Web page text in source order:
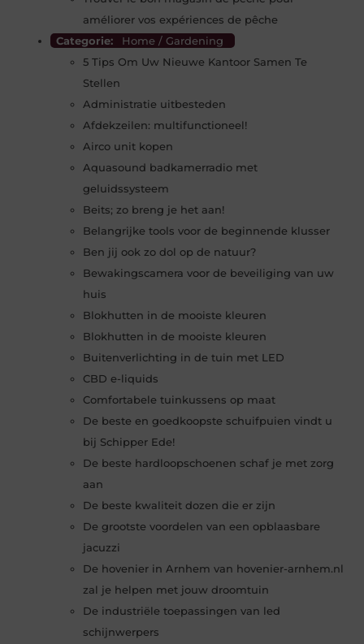
améliorer vos expériences de pêche
Categorie:
Home / Gardening
5 Tips Om Uw Nieuwe Kantoor Samen Te
Stellen
Administratie uitbesteden
Afdekzeilen: multifunctioneel!
Airco unit kopen
Aquasound badkamerradio met
geluidssysteem
Beits; zo breng je het aan!
Belangrijke tools voor de beginnende klusser
Ben jij ook zo dol op de natuur?
Bewakingscamera voor de beveiliging van uw
huis
Blokhutten in de mooiste kleuren
Blokhutten in de mooiste kleuren
Buitenverlichting in de tuin met LED
CBD e-liquids
Comfortabele tuinkussens op maat
De beste en goedkoopste schuifpuien vindt u
bij Schipper Ede!
De beste hardloopschoenen schaf je met zorg
aan
De beste kwaliteit dozen die er zijn
De grootste voordelen van een opblaasbare
jacuzzi
De hovenier in Arnhem van hovenier-arnhem.nl
zal je helpen met jouw droomtuin
De industriële toepassingen van led
schijnwerpers